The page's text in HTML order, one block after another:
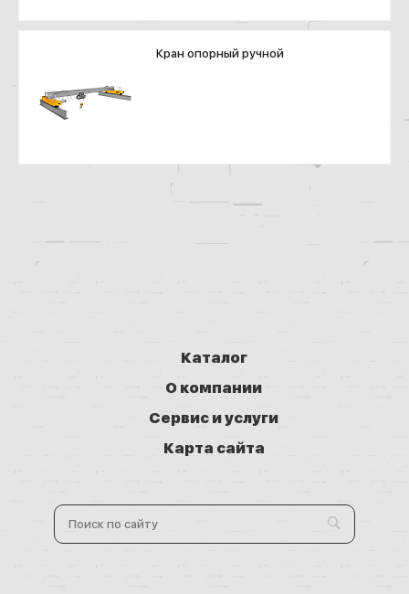
Кран опорный ручной
Каталог
О компании
Сервис и услуги
Карта сайта